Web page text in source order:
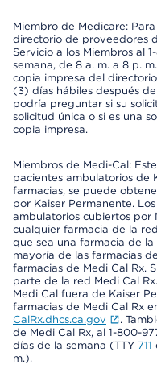
Miembro de Medicare:
directorio de proveedores
Servicio a los Miembros al
semana, de 8 a. m. a 8 p.
copia impresa del
(3) días hábiles después
podría preguntar si su
solicitud única o si es una
copia impresa.
Miembros de Medi-Cal:
pacientes ambulatorios de
farmacias, se puede
por Kaiser Permanente.
ambulatorios cubiertos por
cualquier farmacia de la
que sea una farmacia de
mayoría de las farmacias
farmacias de Medi Cal Rx.
parte de la red Medi Cal
Medi Cal fuera de Kaiser
farmacias de Medi Cal Rx
CalRx.dhcs.ca.gov
.
de Medi Cal Rx, al 1-800-
días de la semana (TTY 711
m.).